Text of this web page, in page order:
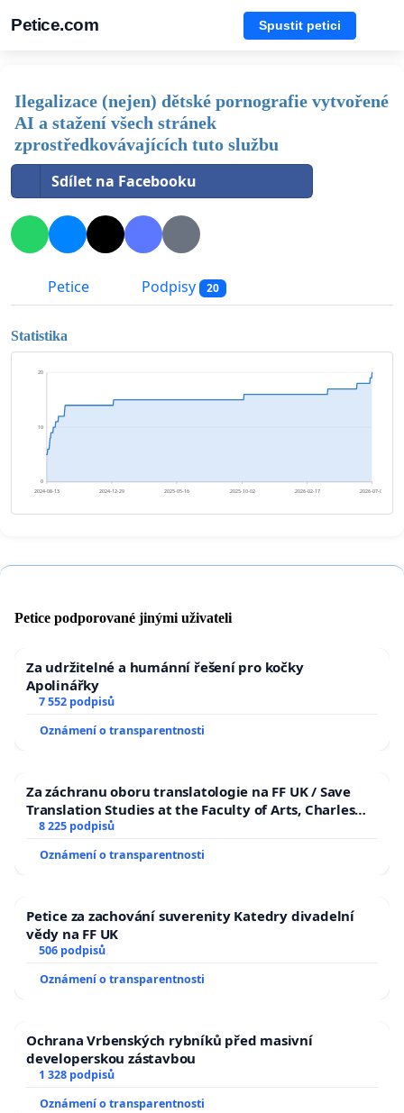
Petice.com Spustit petici
Ilegalizace (nejen) dětské pornografie vytvořené
AI a stažení všech stránek
zprostředkovávajících tuto službu
Sdílet na Facebooku
Petice Podpisy 20
Statistika
0
10
20
2024-08-13 2024-12-29 2025-05-16 2025-10-02 2026-02-17 2026-07-05
Petice podporované jinými uživateli
Za udržitelné a humánní řešení pro kočky
Apolinářky
7 552 podpisů
Oznámení o transparentnosti
Za záchranu oboru translatologie na FF UK / Save
Translation Studies at the Faculty of Arts, Charles
University
8 225 podpisů
Oznámení o transparentnosti
Petice za zachování suverenity Katedry divadelní
vědy na FF UK
506 podpisů
Oznámení o transparentnosti
Ochrana Vrbenských rybníků před masivní
developerskou zástavbou
1 328 podpisů
Oznámení o transparentnosti